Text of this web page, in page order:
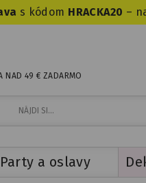
s kódom HRACKA20 –
NAD 49 € ZADARMO
Party a oslavy